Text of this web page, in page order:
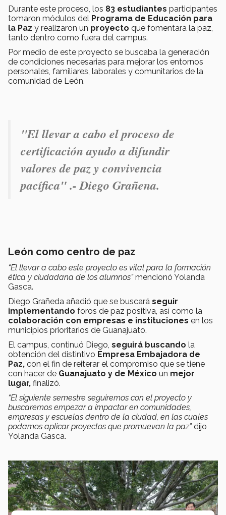
Durante este proceso, los 83 estudiantes participantes
tomaron módulos del Programa de Educación para
la Paz y realizaron un proyecto que fomentara la paz,
tanto dentro como fuera del campus.
Por medio de este proyecto se buscaba la generación
de condiciones necesarias para mejorar los entornos
personales, familiares, laborales y comunitarios de la
comunidad de León.
"El llevar a cabo el proceso de
certificación ayudo a difundir
valores de paz y convivencia
pacífica" .- Diego Grañena.
León como centro de paz
“El llevar a cabo este proyecto es vital para la formación
ética y ciudadana de los alumnos”mencionó Yolanda
Gasca.
Diego Grañeda añadió que se buscará seguir
implementando foros de paz positiva, así como la
colaboración con empresas e instituciones en los
municipios prioritarios de Guanajuato.
El campus, continuó Diego, seguirá buscando la
obtención del distintivo Empresa Embajadora de
Paz, con el fin de reiterar el compromiso que se tiene
con hacer de Guanajuato y de México un mejor
lugar, finalizó.
“El siguiente semestre seguiremos con el proyecto y
buscaremos empezar a impactar en comunidades,
empresas y escuelas dentro de la ciudad, en las cuales
podamos aplicar proyectos que promuevan la paz”dijo
Yolanda Gasca.